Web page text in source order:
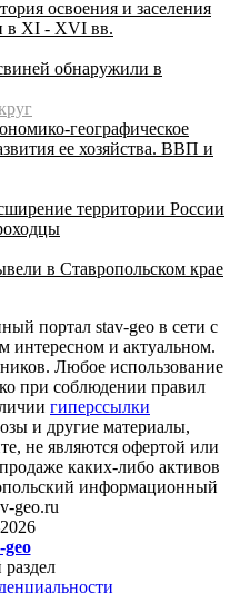
освоения и заселения
в XI - XVI вв.
обнаружили в
географическое
ее хозяйства. ВВП и
территории России
в Ставропольском крае
портал stav-geo в сети с
интересном и актуальном.
Любое использование
при соблюдении правил
гиперссылки
и другие материалы,
не являются офертой или
каких-либо активов
информационный
geo.ru